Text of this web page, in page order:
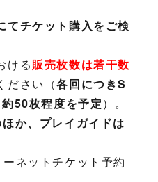
チケット購入をご検
ける販売枚数は若干数
ださい（各回につきS
50枚程度を予定）。
か、プレイガイドは
ネットチケット予約